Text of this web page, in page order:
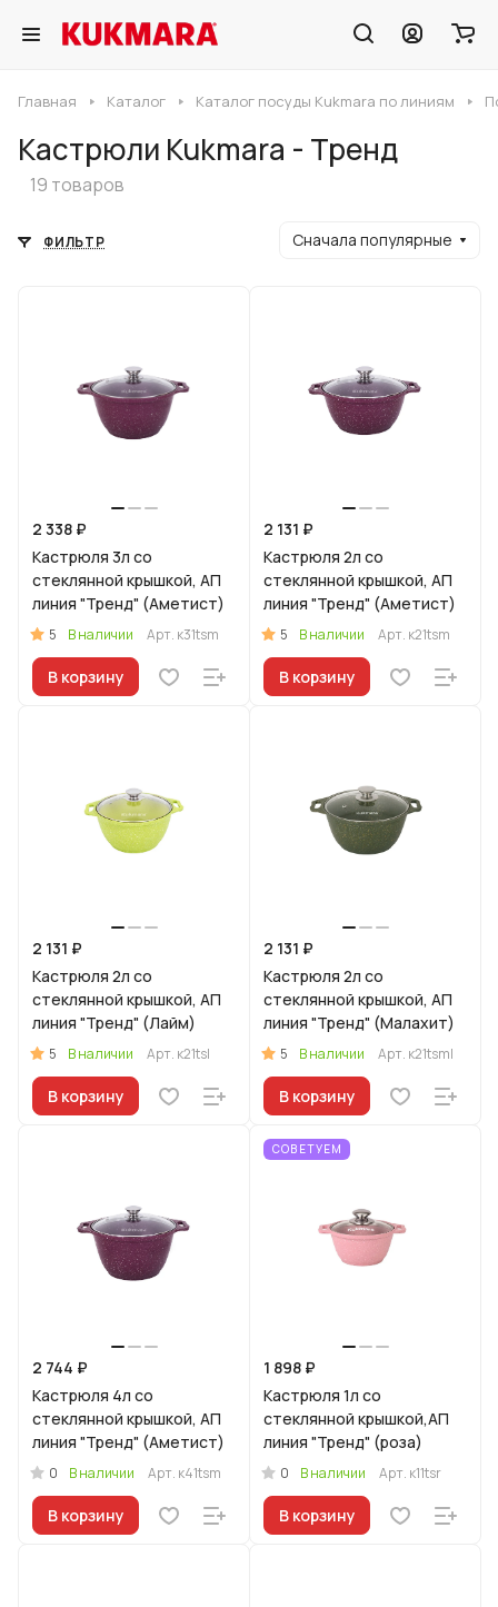
Главная Каталог Каталог посуды Kukmara по линиям
Кастрюли Kukmara - Тренд
19 товаров
ФИЛЬТР Сначала популярные
2 338 ₽
Кастрюля 3л со
стеклянной крышкой, АП
линия "Тренд" (Аметист)
5 В наличии Арт. к31tsm
В корзину
2 131 ₽
Кастрюля 2л со
стеклянной крышкой, АП
линия "Тренд" (Аметист)
5 В наличии Арт. к21tsm
В корзину
2 131 ₽
Кастрюля 2л со
стеклянной крышкой, АП
линия "Тренд" (Лайм)
5 В наличии Арт. к21tsl
В корзину
2 131 ₽
Кастрюля 2л со
стеклянной крышкой, АП
линия "Тренд" (Малахит)
5 В наличии Арт. к21tsml
В корзину
2 744 ₽
Кастрюля 4л со
стеклянной крышкой, АП
линия "Тренд" (Аметист)
0 В наличии Арт. к41tsm
В корзину
СОВЕТУЕМ
1 898 ₽
Кастрюля 1л со
стеклянной крышкой,АП
линия "Тренд" (роза)
0 В наличии Арт. к11tsr
В корзину